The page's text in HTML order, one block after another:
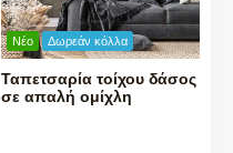
Νέο Δωρεάν κόλλα
Ταπετσαρία τοίχου δάσος
σε απαλή ομίχλη